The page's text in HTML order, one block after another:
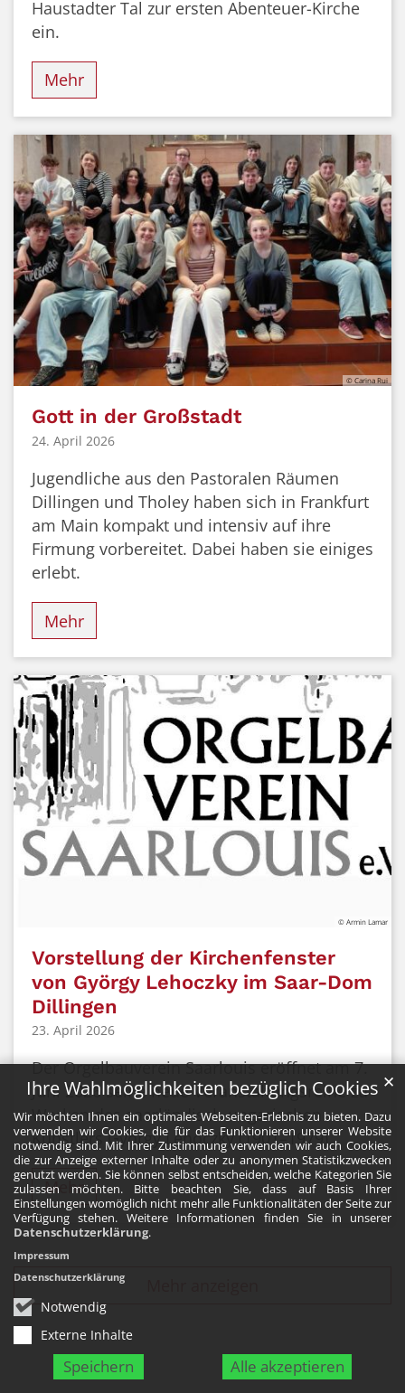
Ihre Wahlmöglichkeiten bezüglich Cookies
Wir möchten Ihnen ein optimales Webseiten-Erlebnis zu bieten. Dazu
verwenden wir Cookies, die für das Funktionieren unserer Website
notwendig sind. Mit Ihrer Zustimmung verwenden wir auch Cookies,
die zur Anzeige externer Inhalte oder zu anonymen Statistikzwecken
genutzt werden. Sie können selbst entscheiden, welche Kategorien Sie
zulassen möchten. Bitte beachten Sie, dass auf Basis Ihrer
Einstellungen womöglich nicht mehr alle Funktionalitäten der Seite zur
Verfügung stehen. Weitere Informationen finden Sie in unserer
Datenschutzerklärung.
Notwendig
Externe Inhalte
Speichern Alle akzeptieren
✕
Impressum
Datenschutzerklärung
Haustadter Tal zur ersten Abenteuer-Kirche
ein.
Mehr
© Carina Rui
Gott in der Großstadt
24. April 2026
Jugendliche aus den Pastoralen Räumen
Dillingen und Tholey haben sich in Frankfurt
am Main kompakt und intensiv auf ihre
Firmung vorbereitet. Dabei haben sie einiges
erlebt.
Mehr
© Armin Lamar
Vorstellung der Kirchenfenster
von György Lehoczky im Saar-Dom
Dillingen
23. April 2026
Der Orgelbauverein Saarlouis eröffnet am 7.
Juni 2026 seine neue Veranstaltungsreihe zu
Werken des saarländisch-ungarischen
Künstlers György Lehoczky (1901–1979).
Mehr